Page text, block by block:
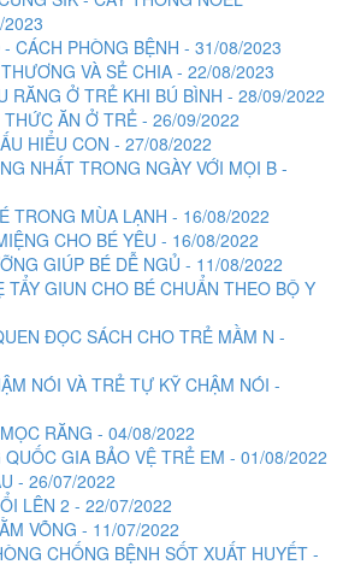
2023
CÁCH PHÒNG BỆNH - 31/08/2023
VÀ SẺ CHIA - 22/08/2023
RĂNG Ở TRẺ KHI BÚ BÌNH - 28/09/2022
ĂN Ở TRẺ - 26/09/2022
HIỂU CON - 27/08/2022
NHẤT TRONG NGÀY VỚI MỌI B -
TRONG MÙA LẠNH - 16/08/2022
CHO BÉ YÊU - 16/08/2022
GIÚP BÉ DỄ NGỦ - 11/08/2022
TẨY GIUN CHO BÉ CHUẨN THEO BỘ Y
ĐỌC SÁCH CHO TRẺ MẦM N -
NÓI VÀ TRẺ TỰ KỸ CHẬM NÓI -
RĂNG - 04/08/2022
GIA BẢO VỆ TRẺ EM - 01/08/2022
- 26/07/2022
LÊN 2 - 22/07/2022
VÕNG - 11/07/2022
CHỐNG BỆNH SỐT XUẤT HUYẾT -